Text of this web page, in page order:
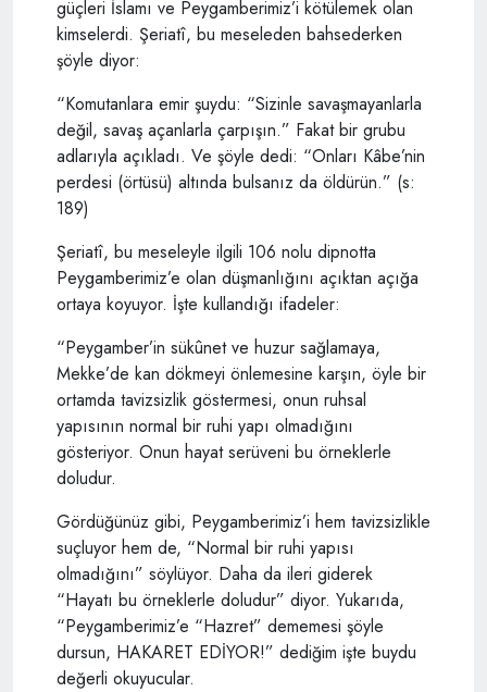
güçleri İslamı ve Peygamberimiz’i kötülemek olan
kimselerdi. Şeriatî, bu meseleden bahsederken
şöyle diyor:
“Komutanlara emir şuydu: “Sizinle savaşmayanlarla
değil, savaş açanlarla çarpışın.” Fakat bir grubu
adlarıyla açıkladı. Ve şöyle dedi: “Onları Kâbe’nin
perdesi (örtüsü) altında bulsanız da öldürün.” (s:
189)
Şeriatî, bu meseleyle ilgili 106 nolu dipnotta
Peygamberimiz’e olan düşmanlığını açıktan açığa
ortaya koyuyor. İşte kullandığı ifadeler:
“Peygamber’in sükûnet ve huzur sağlamaya,
Mekke’de kan dökmeyi önlemesine karşın, öyle bir
ortamda tavizsizlik göstermesi, onun ruhsal
yapısının normal bir ruhi yapı olmadığını
gösteriyor. Onun hayat serüveni bu örneklerle
doludur.
Gördüğünüz gibi, Peygamberimiz’i hem tavizsizlikle
suçluyor hem de, “Normal bir ruhi yapısı
olmadığını” söylüyor. Daha da ileri giderek
“Hayatı bu örneklerle doludur” diyor. Yukarıda,
“Peygamberimiz’e “Hazret” dememesi şöyle
dursun, HAKARET EDİYOR!” dediğim işte buydu
değerli okuyucular.